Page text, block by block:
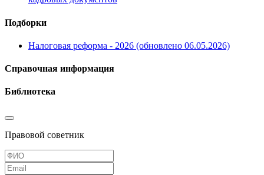
Подборки
Налоговая реформа - 2026 (обновлено 06.05.2026)
Справочная информация
Библиотека
Правовой советник